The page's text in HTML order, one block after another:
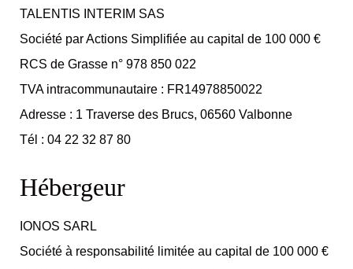
TALENTIS INTERIM SAS
Société par Actions Simplifiée au capital de 100 000 €
RCS de Grasse n° 978 850 022
TVA intracommunautaire : FR14978850022
Adresse : 1 Traverse des Brucs, 06560 Valbonne
Tél : 04 22 32 87 80
Hébergeur
IONOS SARL
Société à responsabilité limitée au capital de 100 000 €